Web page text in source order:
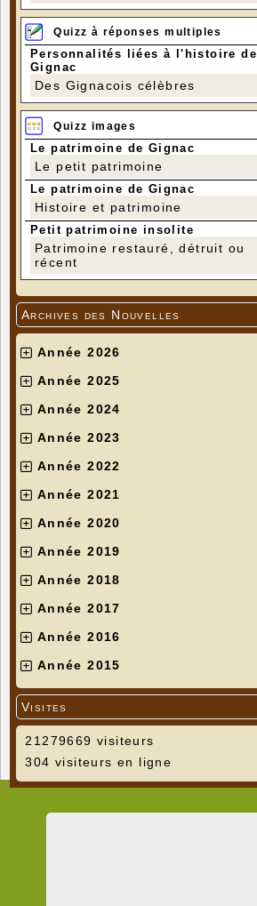
Quizz à réponses multiples
Personnalités liées à l'histoire de
Gignac
Des Gignacois célèbres
Quizz images
Le patrimoine de Gignac
Le petit patrimoine
Le patrimoine de Gignac
Histoire et patrimoine
Petit patrimoine insolite
Patrimoine restauré, détruit ou
récent
Archives des Nouvelles
Année 2026
Année 2025
Année 2024
Année 2023
Année 2022
Année 2021
Année 2020
Année 2019
Année 2018
Année 2017
Année 2016
Année 2015
Visites
21279669 visiteurs
304 visiteurs en ligne